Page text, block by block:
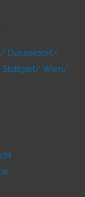
Düsseldorf/
Stuttgart/ Wien/